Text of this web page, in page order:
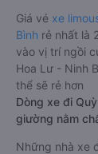
Giá vé xe
Bình rẻ nhất là
vào vị trí ngồi
Hoa Lư - Ninh
thể sẽ rẻ hơn
Dòng xe đi
giường nằm
Những nhà xe